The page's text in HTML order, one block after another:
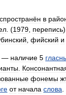
в
. (1979 перепись).
фийский и
— наличие 5
фонемы
от начала слова